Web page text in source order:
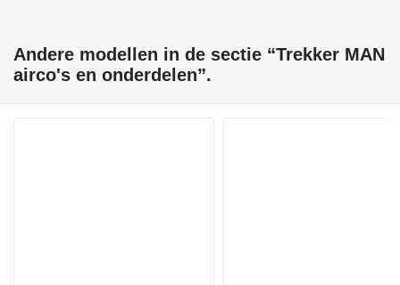
Andere modellen in de sectie “Trekker MAN
airco's en onderdelen”.